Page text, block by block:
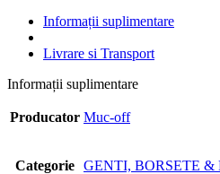
Informații suplimentare
Livrare si Transport
Informații suplimentare
Producator Muc-off
Categorie GENTI, BORSETE &